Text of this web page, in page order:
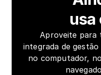
usa
Aproveite para
integrada de
no computador,